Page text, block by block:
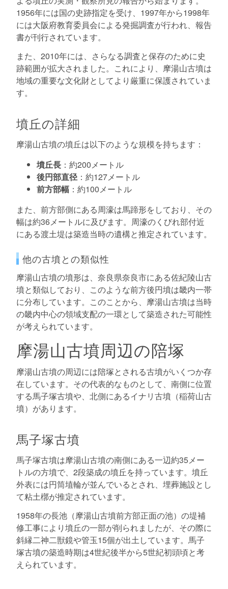
1956年には国の史跡指定を受け、1997年から1998年
には大阪府教育委員会による発掘調査が行われ、報告
書が刊行されています。
また、2010年には、さらなる調査と保存のために史
跡範囲が拡大されました。これにより、摩湯山古墳は
地域の重要な文化財としてより厳重に保護されていま
す。
墳丘の詳細
摩湯山古墳の墳丘は以下のような規模を持ちます：
墳丘長 ：約200メートル
後円部直径：約127メートル
前方部幅 ：約100メートル
また、前方部側にある周濠は馬蹄形をしており、その
幅は約36メートルに及びます。周濠のくびれ部付近
にある渡土堤は築造当時の遺構と推定されています。
他の古墳との類似性
摩湯山古墳の墳形は、奈良県奈良市にある佐紀陵山古
墳と類似しており、このような前方後円墳は畿内一帯
に分布しています。このことから、摩湯山古墳は当時
の畿内中心の領域支配の一環として築造された可能性
が考えられています。
摩湯山古墳周辺の陪塚
摩湯山古墳の周辺には陪塚とされる古墳がいくつか存
在しています。その代表的なものとして、南側に位置
する馬子塚古墳や、北側にあるイナリ古墳（稲荷山古
墳）があります。
馬子塚古墳
馬子塚古墳は摩湯山古墳の南側にある一辺約35メー
トルの方墳で、2段築成の墳丘を持っています。墳丘
外表には円筒埴輪が並んでいるとされ、埋葬施設とし
て粘土槨が推定されています。
1958年の長池（摩湯山古墳前方部正面の池）の堤補
修工事により墳丘の一部が削られましたが、その際に
斜縁二神二獣鏡や管玉15個が出土しています。馬子
塚古墳の築造時期は4世紀後半から5世紀初頭頃と考
えられています。